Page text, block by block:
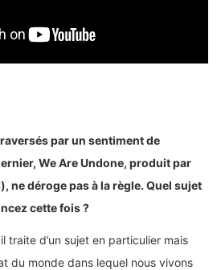
par un sentiment de
We Are Undone, produit par
ne déroge pas à la règle. Quel sujet
cette fois ?
traite d’un sujet en particulier mais
du monde dans lequel nous vivons